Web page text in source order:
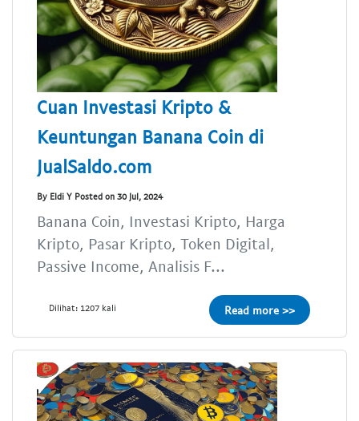
Cuan Investasi Kripto &
Keuntungan Banana Coin di
JualSaldo.com
By Eldi Y Posted on 30 Jul, 2024
Banana Coin, Investasi Kripto, Harga
Kripto, Pasar Kripto, Token Digital,
Passive Income, Analisis F...
Dilihat: 1207 kali Read more >>